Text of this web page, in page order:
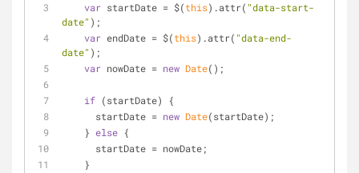
var startDate = $(this).attr( "data-start-
date" );
var endDate = $(this).attr( "data-end-
date" );
var nowDate = new Date();
if (startDate) {
      startDate =
new Date(startDate);
    }
else {
      startDate = nowDate;
    }